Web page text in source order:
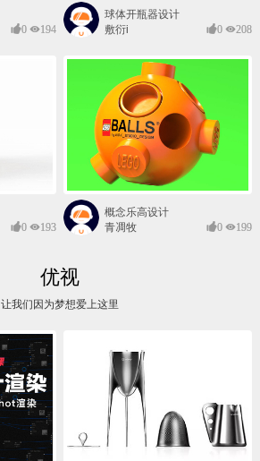
0 194
球体开瓶器设计
敷衍i
0 208
0 193
概念乐高设计
青凋牧
0 199
优视
让我们因为梦想爱上这里